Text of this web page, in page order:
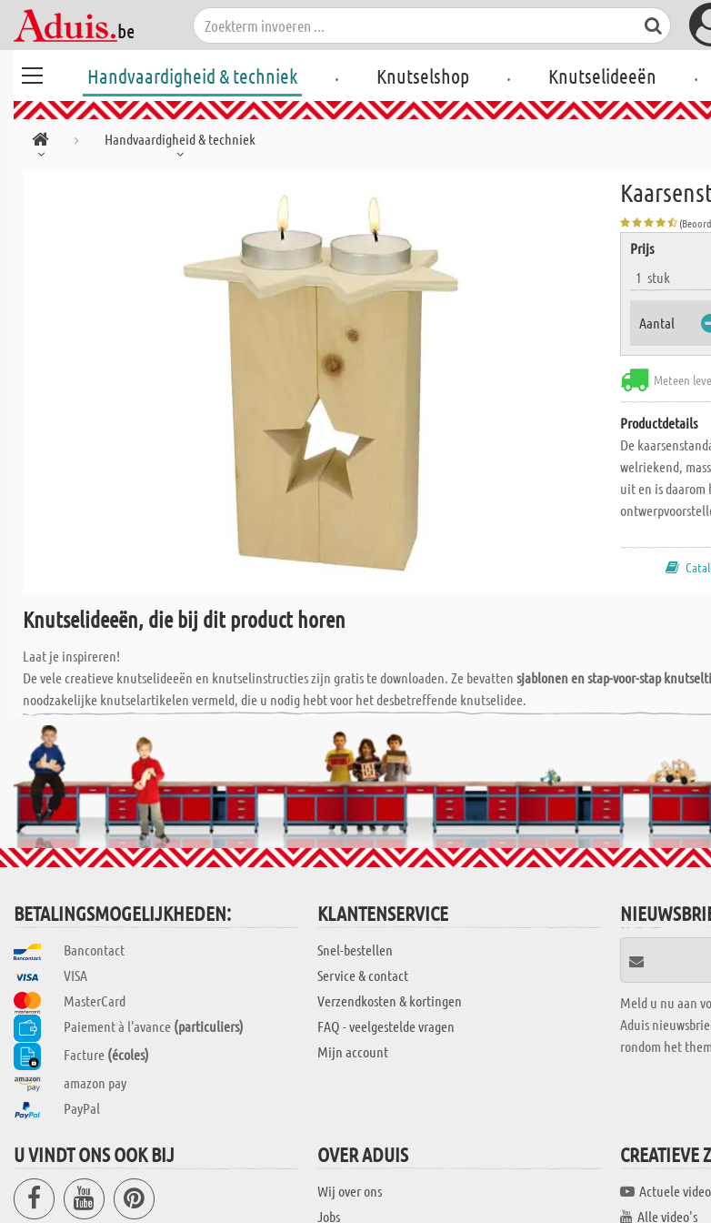
Handvaardigheid & techniek . Knutselshop . Knutselideeën .
Handvaardigheid & techniek
Prijs
1 stuk
Aantal
Meteen
Productdetails
De
welriekend,
uit en is daarom
vormgeving
leren en om de
Afmetingen L x
Knutselideeën, die bij dit product horen
Laat je inspireren!
De vele creatieve knutselideeën en knutselinstructies zijn gratis te downloaden. Ze bevatten sjablonen en stap-voor-stap
noodzakelijke knutselartikelen vermeld, die u nodig hebt voor het desbetreffende knutselidee.
BETALINGSMOGELIJKHEDEN:
Bancontact
VISA
MasterCard
Paiement à l'avance (particuliers)
Facture (écoles)
amazon pay
PayPal
KLANTENSERVICE
Snel-bestellen
Service & contact
Verzendkosten & kortingen
FAQ - veelgestelde vragen
Mijn account
Meld u nu aan
Aduis
rondom het
U VINDT ONS OOK BIJ OVER ADUIS
Wij over ons
Jobs
CREATIEVE
Actuele video
Alle video's